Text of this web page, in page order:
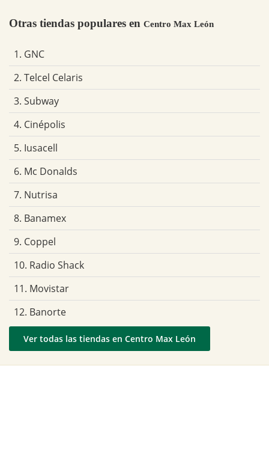
Otras tiendas populares en Centro Max León
1. GNC
2. Telcel Celaris
3. Subway
4. Cinépolis
5. Iusacell
6. Mc Donalds
7. Nutrisa
8. Banamex
9. Coppel
10. Radio Shack
11. Movistar
12. Banorte
Ver todas las tiendas en Centro Max León